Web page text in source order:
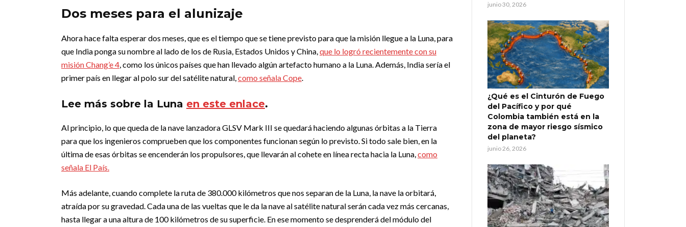
Dos meses para el alunizaje
Ahora hace falta esperar dos meses, que es el tiempo que se tiene previsto para que la misión llegue a la Luna, para
que India ponga su nombre al lado de los de Rusia, Estados Unidos y China,que lo logró recientemente con su
misión Chang’e 4, como los únicos países que han llevado algún artefacto humano a la Luna. Además, India sería el
primer país en llegar al polo sur del satélite natural,como señala Cope.
Lee más sobre la Luna en este enlace.
Al principio, lo que queda de la nave lanzadora GLSV Mark III se quedará haciendo algunas órbitas a la Tierra
para que los ingenieros comprueben que los componentes funcionan según lo previsto. Si todo sale bien, en la
última de esas órbitas se encenderán los propulsores, que llevarán al cohete en línea recta hacia la Luna,como
señala El País.
Más adelante, cuando complete la ruta de 380.000 kilómetros que nos separan de la Luna, la nave la orbitará,
atraída por su gravedad. Cada una de las vueltas que le da la nave al satélite natural serán cada vez más cercanas,
hasta llegar a una altura de 100 kilómetros de su superficie. En ese momento se desprenderá del módulo del
junio 30, 2026
¿Qué es el Cinturón de Fuego
del Pacífico y por qué
Colombia también está en la
zona de mayor riesgo sísmico
del planeta?
junio 26, 2026